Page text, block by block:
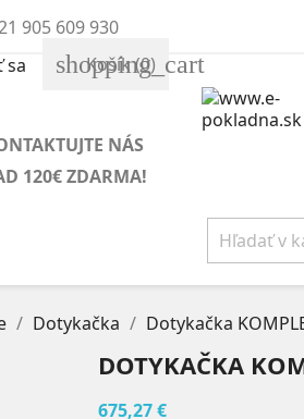
905 609 930
sa shopping_cart
Košík(0)
NÁS
120€ ZDARMA!
Dotykačka Dotykačka
DOTYKAČKA
675,27 €